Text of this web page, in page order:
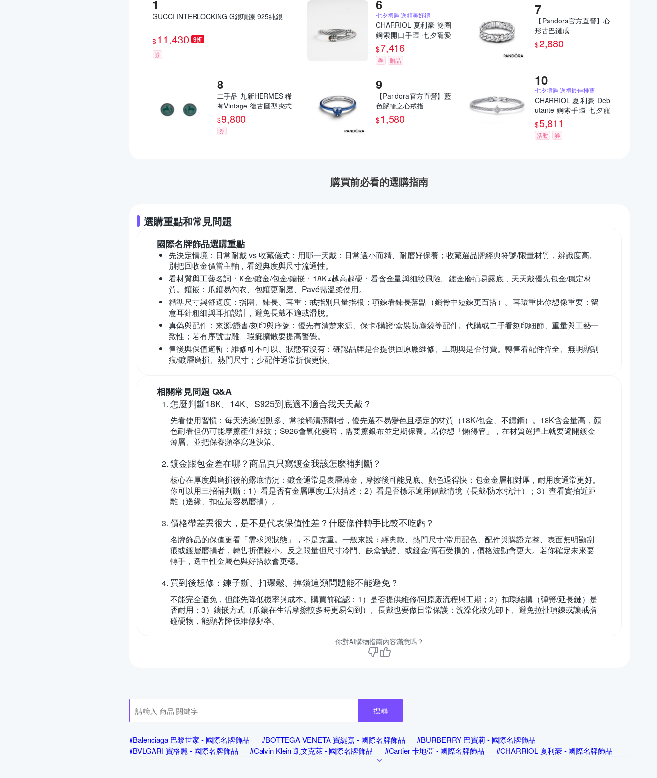
GUCCI INTERLOCKING G銀項鍊 925純銀
$11,430 9折
券
七夕禮遇 送精美好禮
CHARRIOL 夏利豪 雙圈
鋼索開口手環 七夕寵愛
季 送禮推薦
$7,416
券 贈品
【Pandora官方直營】心
形古巴鏈戒
$2,880
二手品 九新HERMES 稀
有Vintage 復古圓型夾式
耳環(綠色/銀色)
$9,800
券
【Pandora官方直營】藍
色脈輪之心戒指
$1,580
七夕禮遇 送禮最佳推薦
CHARRIOL 夏利豪 Deb
utante 鋼索手環 七夕寵
愛季 送禮推薦
$5,811
活動 券
購買前必看的選購指南
選購重點和常見問題
國際名牌飾品選購重點
先決定情境：日常耐戴 vs 收藏儀式： 用哪一天戴：日常選小而精、耐磨好保養；收藏選品牌經典符號/限量材質，辨識度高。
別把回收金價當主軸，看經典度與尺寸流通性。
看材質與工藝名詞：K金/鍍金/包金/鑲嵌： 18K≠越高越硬：看含金量與細紋風險。鍍金磨損易露底，天天戴優先包金/穩定材
質。鑲嵌：爪鑲易勾衣、包鑲更耐磨、Pavé需溫柔使用。
精準尺寸與舒適度：指圍、鍊長、耳重： 戒指別只量指根；項鍊看鍊長落點（鎖骨中短鍊更百搭）。耳環重比你想像重要：留
意耳針粗細與耳扣設計，避免長戴不適或滑脫。
真偽與配件：來源/證書/刻印與序號： 優先有清楚來源、保卡/購證/盒裝防塵袋等配件。代購或二手看刻印細節、重量與工藝一
致性；若有序號雷雕、瑕疵擴散要提高警覺。
售後與保值邏輯：維修可不可以、狀態有沒有： 確認品牌是否提供回原廠維修、工期與是否付費。轉售看配件齊全、無明顯刮
痕/鍍層磨損、熱門尺寸；少配件通常折價更快。
相關常見問題 Q&A
怎麼判斷18K、14K、S925到底適不適合我天天戴？
先看使用習慣：每天洗澡/運動多、常接觸清潔劑者，優先選不易變色且穩定的材質（18K/包金、不鏽鋼）。18K含金量高，顏
色耐看但仍可能摩擦產生細紋；S925會氧化變暗，需要擦銀布並定期保養。若你想「懶得管」，在材質選擇上就要避開鍍金
薄層、並把保養頻率寫進決策。
鍍金跟包金差在哪？商品頁只寫鍍金我該怎麼補判斷？
核心在厚度與磨損後的露底情況：鍍金通常是表層薄金，摩擦後可能見底、顏色退得快；包金金層相對厚，耐用度通常更好。
你可以用三招補判斷：1）看是否有金層厚度/工法描述；2）看是否標示適用佩戴情境（長戴/防水/抗汗）；3）查看實拍近距
離（邊緣、扣位最容易磨損）。
價格帶差異很大，是不是代表保值性差？什麼條件轉手比較不吃虧？
名牌飾品的保值更看「需求與狀態」，不是克重。一般來說：經典款、熱門尺寸/常用配色、配件與購證完整、表面無明顯刮
痕或鍍層磨損者，轉售折價較小。反之限量但尺寸冷門、缺盒缺證、或鍍金/寶石受損的，價格波動會更大。若你確定未來要
轉手，選中性金屬色與好搭款會更穩。
買到後想修：鍊子斷、扣環鬆、掉鑽這類問題能不能避免？
不能完全避免，但能先降低機率與成本。購買前確認：1）是否提供維修/回原廠流程與工期；2）扣環結構（彈簧/延長鏈）是
否耐用；3）鑲嵌方式（爪鑲在生活摩擦較多時更易勾到）。長戴也要做日常保護：洗澡化妝先卸下、避免拉扯項鍊或讓戒指
碰硬物，能顯著降低維修頻率。
你對AI購物指南內容滿意嗎？
搜尋
#Balenciaga 巴黎世家 - 國際名牌飾品 #BOTTEGA VENETA 寶緹嘉 - 國際名牌飾品
#BURBERRY 巴寶莉 - 國際名牌飾品
#BVLGARI 寶格麗 - 國際名牌飾品
#Calvin Klein 凱文克萊 - 國際名牌飾品 #Cartier 卡地亞 - 國際名牌飾品
#CHARRIOL 夏利豪 - 國際名牌飾品
#FENDI 芬迪 - 國際名牌飾品